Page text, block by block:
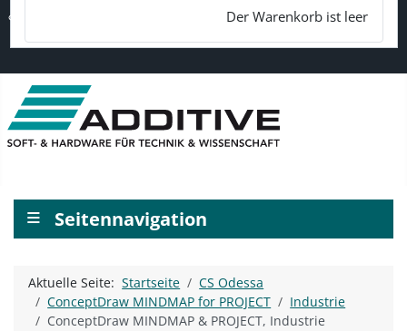
Der Warenkorb ist leer
Seitennavigation
≡
Aktuelle Seite:Startseite
CS Odessa
ConceptDraw MINDMAP for PROJECT
Industrie
ConceptDraw MINDMAP & PROJECT, Industrie